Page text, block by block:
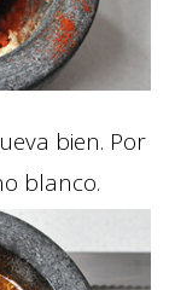
bien. Por
blanco.